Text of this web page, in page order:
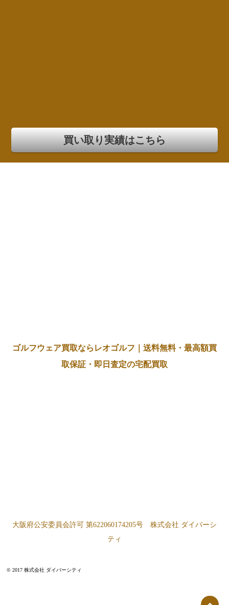
買い取り実績はこちら
ゴルフウェア買取ならレオゴルフ｜送料無料・最高額買
取保証・即日査定の宅配買取
大阪府公安委員会許可 第622060174205号 株式会社 ダイバーシ
ティ
© 2017 株式会社 ダイバーシティ